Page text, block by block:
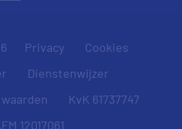
Privacy
Cookies
Dienstenwijzer
KvK 61737747
12017061